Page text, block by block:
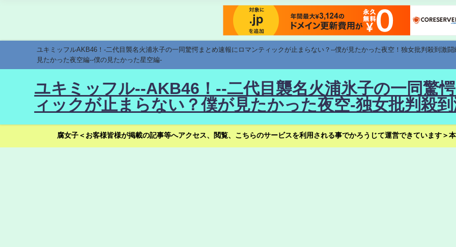
ユキミッフルAKB46！-二代目襲名火浦氷子の一同驚愕まとめ速報にロマンティックが止まらない？--僕が見たかった夜空！独女批判殺到激
見たかった夜空編--僕の見たかった星空編-
ユキミッフル--AKB46！--二代目襲名火浦氷子の一同驚
ィックが止まらない？僕が見たかった夜空-独女批判殺
腐女子＜お客様皆様が掲載の記事等へアクセス、閲覧、こちらのサービスを利用される事でかろうじて運営できています＞